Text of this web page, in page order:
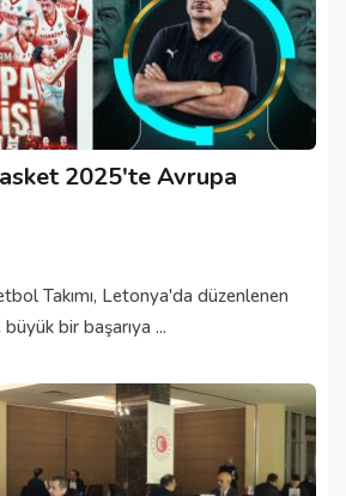
2025'te Avrupa
Takımı, Letonya'da düzenlenen
bir başarıya ...